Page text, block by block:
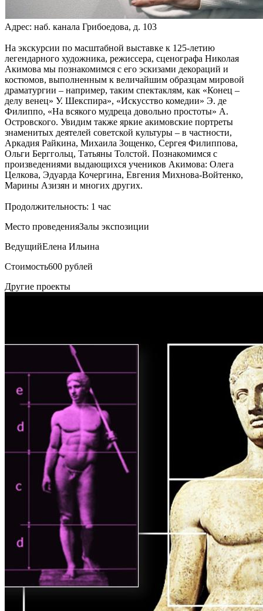
Адрес: наб. канала Грибоедова, д. 103
На экскурсии по масштабной выставке к 125-летию
легендарного художника, режиссера, сценографа Николая
Акимова мы познакомимся с его эскизами декораций и
костюмов, выполненным к величайшим образцам мировой
драматургии – например, таким спектаклям, как «Конец –
делу венец» У. Шекспира», «Искусство комедии» Э. де
Филиппо, «На всякого мудреца довольно простоты» А.
Островского. Увидим также яркие акимовские портреты
знаменитых деятелей советской культуры – в частности,
Аркадия Райкина, Михаила Зощенко, Сергея Филиппова,
Ольги Берггольц, Татьяны Толстой. Познакомимся с
произведениями выдающихся учеников Акимова: Олега
Целкова, Эдуарда Кочергина, Евгения Михнова-Войтенко,
Марины Азизян и многих других.
Продолжительность: 1 час
Место проведенияЗалы экспозиции
ВедущийЕлена Ильина
Стоимость600 рублей
Другие проекты